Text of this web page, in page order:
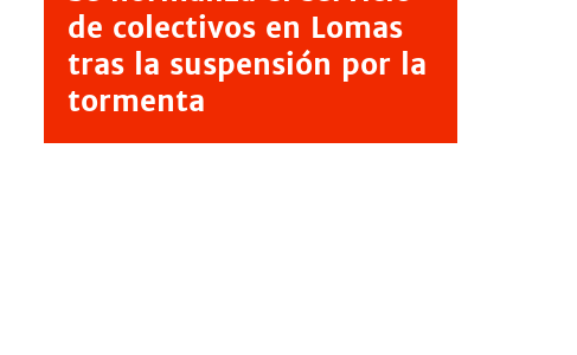
de colectivos en Lomas
tras la suspensión por la
tormenta